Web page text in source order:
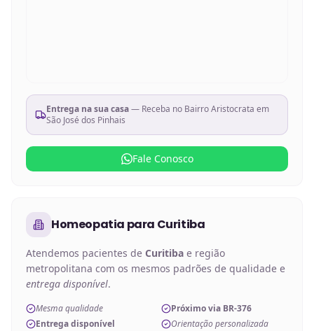
Entrega na sua casa— Receba no Bairro Aristocrata em
São José dos Pinhais
Fale Conosco
Homeopatia para Curitiba
Atendemos pacientes de Curitiba e região
metropolitana com os mesmos padrões de qualidade e
entrega disponível.
Mesma qualidade
Próximo via BR-376
Entrega disponível
Orientação personalizada